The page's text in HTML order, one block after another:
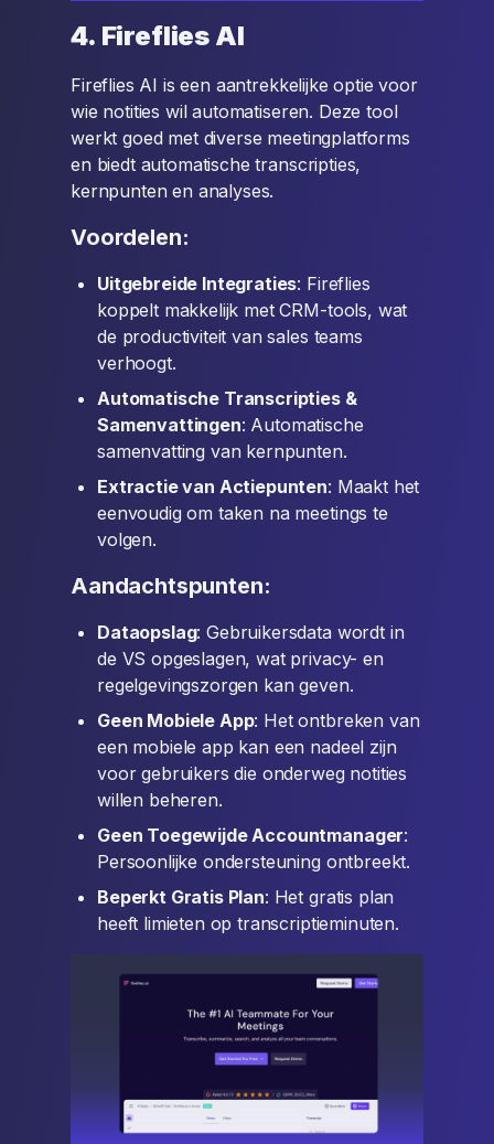
4. Fireflies AI
Fireflies AI is een aantrekkelijke optie voor
wie notities wil automatiseren. Deze tool
werkt goed met diverse meetingplatforms
en biedt automatische transcripties,
kernpunten en analyses.
Voordelen:
Uitgebreide Integraties: Fireflies
koppelt makkelijk met CRM-tools, wat
de productiviteit van sales teams
verhoogt.
Automatische Transcripties &
Samenvattingen: Automatische
samenvatting van kernpunten.
Extractie van Actiepunten: Maakt het
eenvoudig om taken na meetings te
volgen.
Aandachtspunten:
Dataopslag: Gebruikersdata wordt in
de VS opgeslagen, wat privacy- en
regelgevingszorgen kan geven.
Geen Mobiele App: Het ontbreken van
een mobiele app kan een nadeel zijn
voor gebruikers die onderweg notities
willen beheren.
Geen Toegewijde Accountmanager:
Persoonlijke ondersteuning ontbreekt.
Beperkt Gratis Plan: Het gratis plan
heeft limieten op transcriptieminuten.